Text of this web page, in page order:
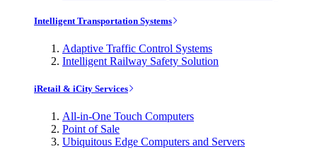
Intelligent Transportation Systems
Adaptive Traffic Control Systems
Intelligent Railway Safety Solution
iRetail & iCity Services
All-in-One Touch Computers
Point of Sale
Ubiquitous Edge Computers and Servers